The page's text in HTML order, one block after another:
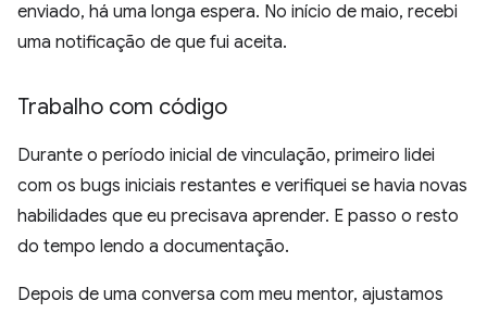
enviado, há uma longa espera. No início de maio, recebi
uma notificação de que fui aceita.
Trabalho com código
Durante o período inicial de vinculação, primeiro lidei
com os bugs iniciais restantes e verifiquei se havia novas
habilidades que eu precisava aprender. E passo o resto
do tempo lendo a documentação.
Depois de uma conversa com meu mentor, ajustamos